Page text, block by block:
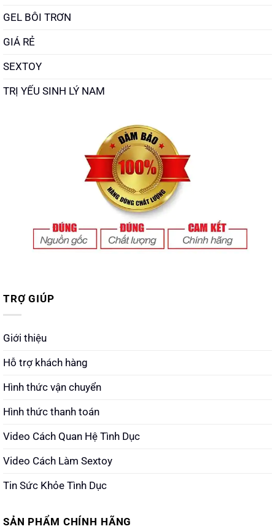
GEL BÔI TRƠN
GIÁ RẺ
SEXTOY
TRỊ YẾU SINH LÝ NAM
TRỢ GIÚP
Giới thiệu
Hỗ trợ khách hàng
Hình thức vận chuyển
Hình thức thanh toán
Video Cách Quan Hệ Tình Dục
Video Cách Làm Sextoy
Tin Sức Khỏe Tình Dục
SẢN PHẨM CHÍNH HÃNG